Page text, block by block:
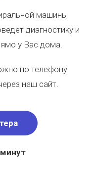
машины
диагностику и
у Вас дома.
по телефону
наш сайт.